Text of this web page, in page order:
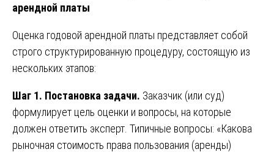
арендной платы
Оценка годовой арендной платы представляет собой
строго структурированную процедуру, состоящую из
нескольких этапов:
Шаг 1. Постановка задачи. Заказчик (или суд)
формулирует цель оценки и вопросы, на которые
должен ответить эксперт. Типичные вопросы: «Какова
рыночная стоимость права пользования (аренды)